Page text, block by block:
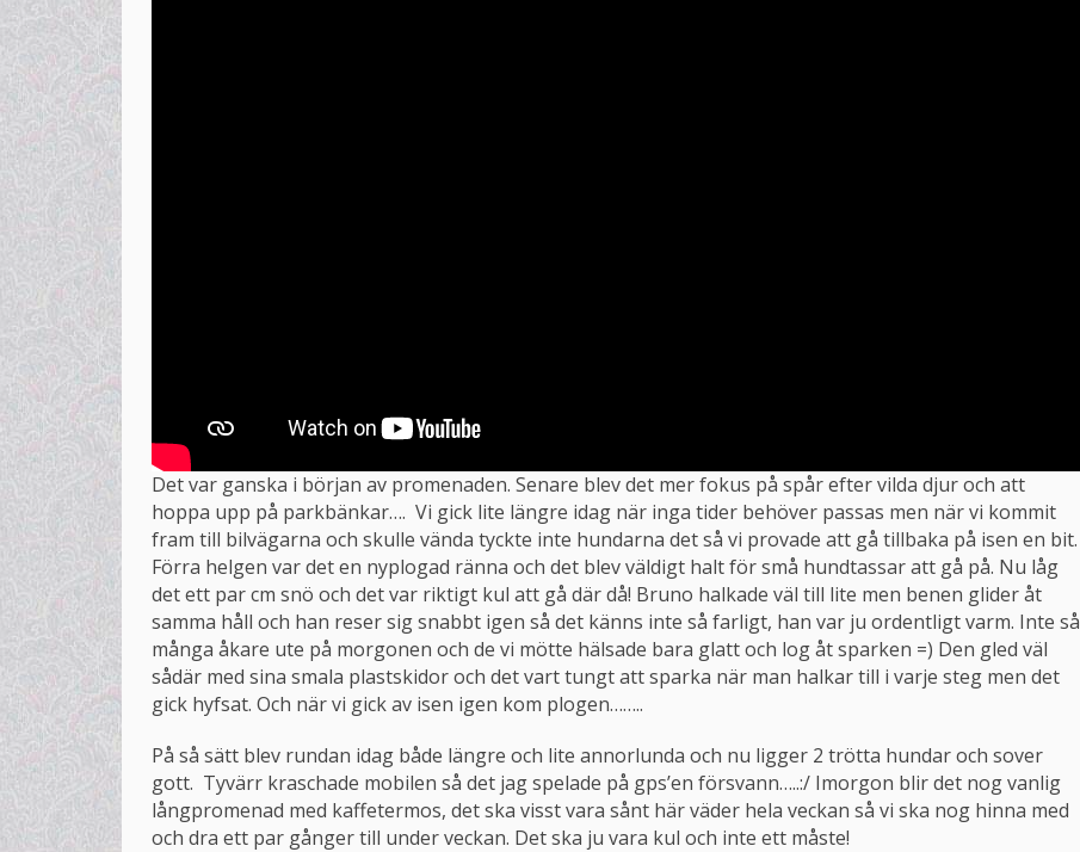
Det var ganska i början av promenaden. Senare blev det mer fokus på spår efter vilda djur och att
hoppa upp på parkbänkar…. Vi gick lite längre idag när inga tider behöver passas men när vi kommit
fram till bilvägarna och skulle vända tyckte inte hundarna det så vi provade att gå tillbaka på isen en bit.
Förra helgen var det en nyplogad ränna och det blev väldigt halt för små hundtassar att gå på. Nu låg
det ett par cm snö och det var riktigt kul att gå där då! Bruno halkade väl till lite men benen glider åt
samma håll och han reser sig snabbt igen så det känns inte så farligt, han var ju ordentligt varm. Inte så
många åkare ute på morgonen och de vi mötte hälsade bara glatt och log åt sparken =) Den gled väl
sådär med sina smala plastskidor och det vart tungt att sparka när man halkar till i varje steg men det
gick hyfsat. Och när vi gick av isen igen kom plogen……..
På så sätt blev rundan idag både längre och lite annorlunda och nu ligger 2 trötta hundar och sover
gott. Tyvärr kraschade mobilen så det jag spelade på gps’en försvann…..:/ Imorgon blir det nog vanlig
långpromenad med kaffetermos, det ska visst vara sånt här väder hela veckan så vi ska nog hinna med
och dra ett par gånger till under veckan. Det ska ju vara kul och inte ett måste!